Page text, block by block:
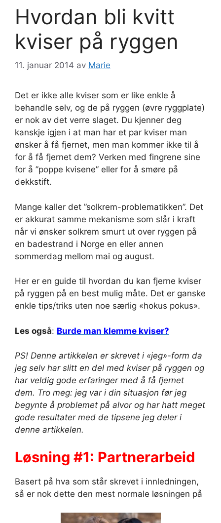
Hvordan bli kvitt
kviser på ryggen
11. januar 2014 av Marie
Det er ikke alle kviser som er like enkle å
behandle selv, og de på ryggen (øvre ryggplate)
er nok av det verre slaget. Du kjenner deg
kanskje igjen i at man har et par kviser man
ønsker å få fjernet, men man kommer ikke til å
for å få fjernet dem? Verken med fingrene sine
for å ”poppe kvisene” eller for å smøre på
dekkstift.
Mange kaller det ”solkrem-problematikken”. Det
er akkurat samme mekanisme som slår i kraft
når vi ønsker solkrem smurt ut over ryggen på
en badestrand i Norge en eller annen
sommerdag mellom mai og august.
Her er en guide til hvordan du kan fjerne kviser
på ryggen på en best mulig måte. Det er ganske
enkle tips/triks uten noe særlig «hokus pokus».
Les også: Burde man klemme kviser?
PS! Denne artikkelen er skrevet i «jeg»-form da
jeg selv har slitt en del med kviser på ryggen og
har veldig gode erfaringer med å få fjernet
dem. Tro meg: jeg var i din situasjon før jeg
begynte å problemet på alvor og har hatt meget
gode resultater med de tipsene jeg deler i
denne artikkelen.
Løsning #1: Partnerarbeid
Basert på hva som står skrevet i innledningen,
så er nok dette den mest normale løsningen på